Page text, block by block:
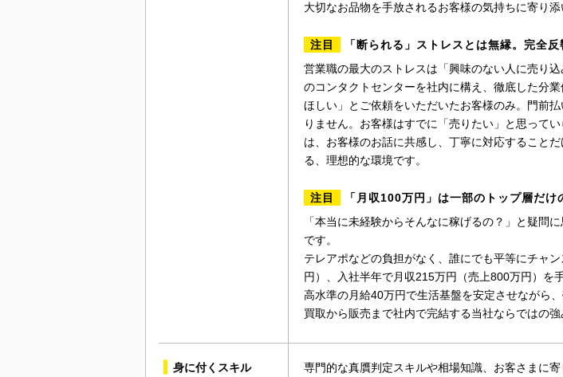
大切なお品物を手放されるお客様の気持ちに寄り
注目
「断られる」ストレスとは無縁。完全
営業職の最大のストレスは「興味のない人に売り
のコンタクトセンターを社内に構え、徹底した分
ほしい」とご依頼をいただいたお客様のみ。門前
りません。お客様はすでに「売りたい」と思って
は、お客様のお話に共感し、丁寧に対応すること
る、理想的な環境です。
注目
「月収100万円」は一部のトップ層だけ
「本当に未経験からそんなに稼げるの？」と疑問
です。
テレアポなどの負担がなく、誰にでも平等にチャ
円）、入社半年で月収215万円（売上800万円）を
高水準の月給40万円で生活基盤を安定させながら
買取から販売まで社内で完結する当社ならではの強
身に付くスキル
専門的な真贋判定スキルや相場知識、お客さまに